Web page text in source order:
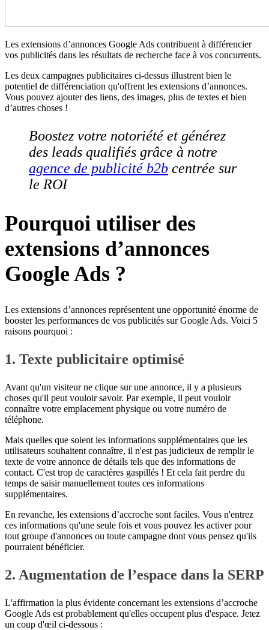
Les extensions d’annonces Google Ads contribuent à différencier
vos publicités dans les résultats de recherche face à vos concurrents.
Les deux campagnes publicitaires ci-dessus illustrent bien le
potentiel de différenciation qu'offrent les extensions d’annonces.
Vous pouvez ajouter des liens, des images, plus de textes et bien
d’autres choses !
Boostez votre notoriété et générez
des leads qualifiés grâce à notre
agence de publicité b2b centrée sur
le ROI
Pourquoi utiliser des
extensions d’annonces
Google Ads ?
Les extensions d’annonces représentent une opportunité énorme de
booster les performances de vos publicités sur Google Ads. Voici 5
raisons pourquoi :
1. Texte publicitaire optimisé
Avant qu'un visiteur ne clique sur une annonce, il y a plusieurs
choses qu'il peut vouloir savoir. Par exemple, il peut vouloir
connaître votre emplacement physique ou votre numéro de
téléphone.
Mais quelles que soient les informations supplémentaires que les
utilisateurs souhaitent connaître, il n'est pas judicieux de remplir le
texte de votre annonce de détails tels que des informations de
contact. C'est trop de caractères gaspillés ! Et cela fait perdre du
temps de saisir manuellement toutes ces informations
supplémentaires.
En revanche, les extensions d’accroche sont faciles. Vous n'entrez
ces informations qu'une seule fois et vous pouvez les activer pour
tout groupe d'annonces ou toute campagne dont vous pensez qu'ils
pourraient bénéficier.
2. Augmentation de l’espace dans la SERP
L'affirmation la plus évidente concernant les extensions d’accroche
Google Ads est probablement qu'elles occupent plus d'espace. Jetez
un coup d'œil ci-dessous :